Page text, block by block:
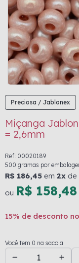
Preciosa / Jablonex
Miçanga
= 2,6mm
Ref: 00020189
500 gramas por
R$ 186,45 em 2x de
ou R$ 158,48
15% de desconto
Você tem 0 na sacola